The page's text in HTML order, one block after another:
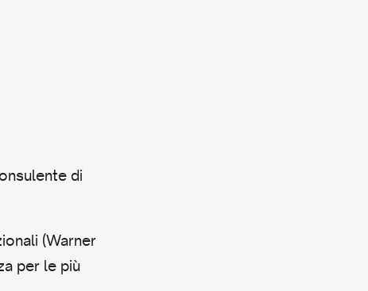
di
(Warner
per le più